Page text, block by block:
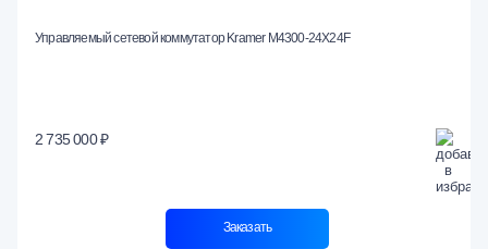
Управляемый сетевой коммутатор Kramer M4300-24X24F
2 735 000 ₽
Заказать